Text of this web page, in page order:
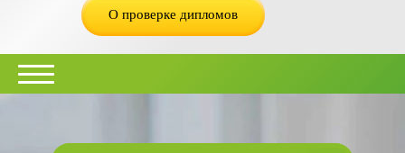
О проверке дипломов